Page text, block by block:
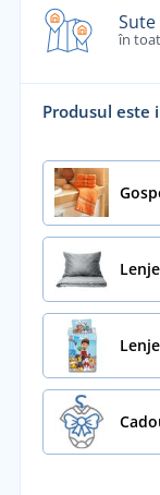
în
Produsul este